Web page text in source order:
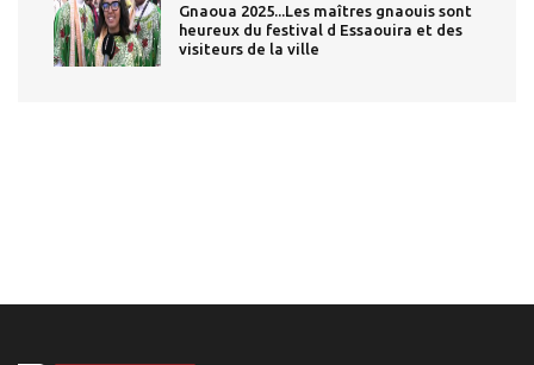
Gnaoua 2025...Les maîtres gnaouis sont
heureux du festival d Essaouira et des
visiteurs de la ville